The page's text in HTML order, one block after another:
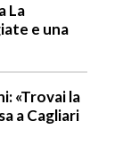
La
e una
«Trovai la
a Cagliari